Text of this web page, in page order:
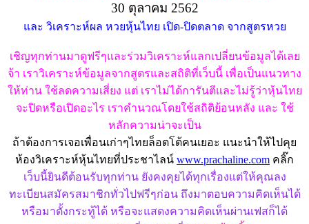
30 ตุลาคม 2562
และ วิเคราะห์ผล หวยหุ้นไทย เปิด-ปิดตลาด จากสูตรหวย
เชิญทุกท่านมาดูฟรีๆและร่วมวิเคราะห์แลกเปลี่ยนข้อมูลได้เลย
จ้า เราวิเคราะห์ข้อมูลจากสูตรและสถิติที่เว็บนี้ เพื่อเป็นแนวทาง
ให้ท่าน ใช้ลดความเสี่ยง แต่ เราไม่ได้การันตีและไม่รู้ว่าหุ้นไทย
จะปิดหรือเปิดอะไร เราคำนวณโดยใช้สถิติย้อนหลัง และ ใช้
หลักความน่าจะเป็น
ถ้าต้องการเจอเพื่อนเก่าๆไทยล็อตโต้คนเยอะ แนะนำให้ไปคุย
ห้องวิเคราะห์หุ้นไทยที่ประชาไลน์ www.prachaline.com คลิ๊ก
เว็บนี้ยินดีต้อนรับทุกท่าน ยังคงคุยได้ทุกเรื่องแต่ให้คุณลง
ทะเบียนสมัครสมาชิกทั่วไปฟรีๆก่อน ถึงมาตอบความคิดเห็นได้
หรือมาตั้งกระทู้ได้ หรือจะแสดงความคิดเห็นผ่านเฟสก็ได้